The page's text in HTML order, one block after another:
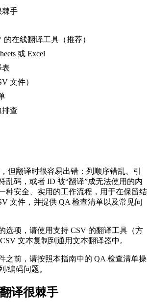
棘手
在线翻译工具（推荐）
或 Excel
文件）
排查
但翻译时很容易出错：列顺序错乱、引
乱码，或者 ID 被“翻译”成无法使用的内
种安全、实用的工作流程，用于在保留结
文件，并提供 QA 检查清单以及常见问
选项，请使用支持 CSV 的翻译工具（方
文本复制到通用文本翻译器中。
之前，请按照本指南中的 QA 检查清单操
/编码问题。
译很棘手